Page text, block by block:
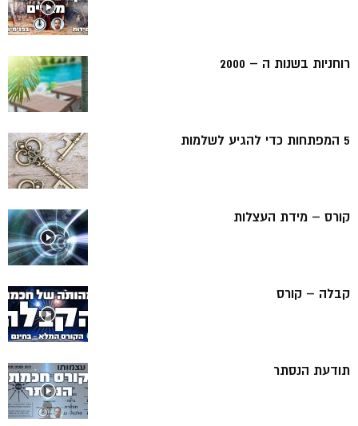
רוחניות בשנות ה – 2000
5 המפתחות כדי להגיע לשלמות
קורס – מידת העצלות
קבלה – קורס
תודעת הנסתר